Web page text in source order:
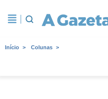
Início Colunas